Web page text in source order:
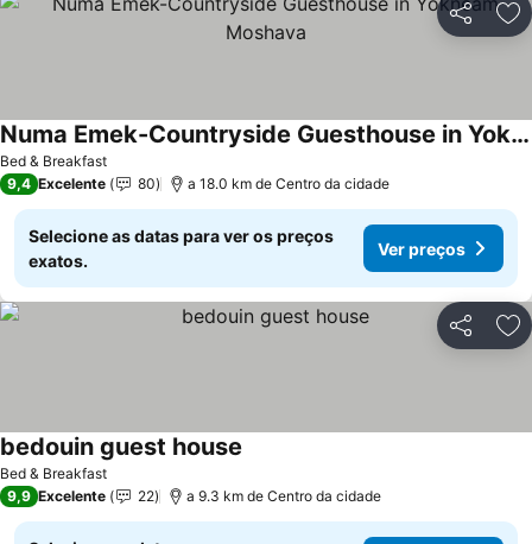
Partilhar
Bed & Breakfast
Numa Emek-Countryside Guesthouse in Yokneam Moshava
Ver preços
9,4 Excelente 80 a 18.0 km de Centro da cidade
Selecione as datas para ver os preços
exatos.
Ver preços
Partilhar
Bed & Breakfast
bedouin guest house
9,9 Excelente 22 a 9.3 km de Centro da cidade